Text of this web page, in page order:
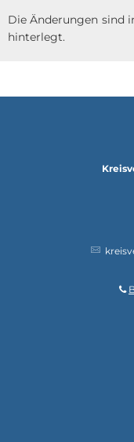
Die Änderungen sind
hinterlegt.